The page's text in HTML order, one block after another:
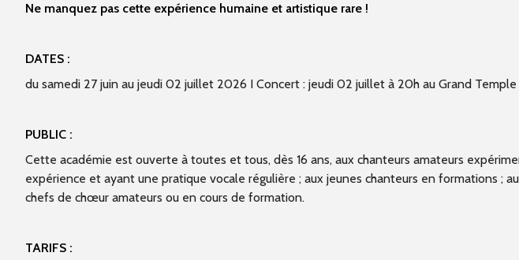
Ne manquez pas cette expérience humaine et artistique rare !
DATES :
du samedi 27 juin au jeudi 02 juillet 2026 I Concert : jeudi 02 juillet à 20h au Grand Temple
PUBLIC :
Cette académie est ouverte à toutes et tous, dès 16 ans, aux chanteurs amateurs
expérience et ayant une pratique vocale régulière ; aux jeunes chanteurs en formations ;
chefs de chœur amateurs ou en cours de formation.
TARIFS :